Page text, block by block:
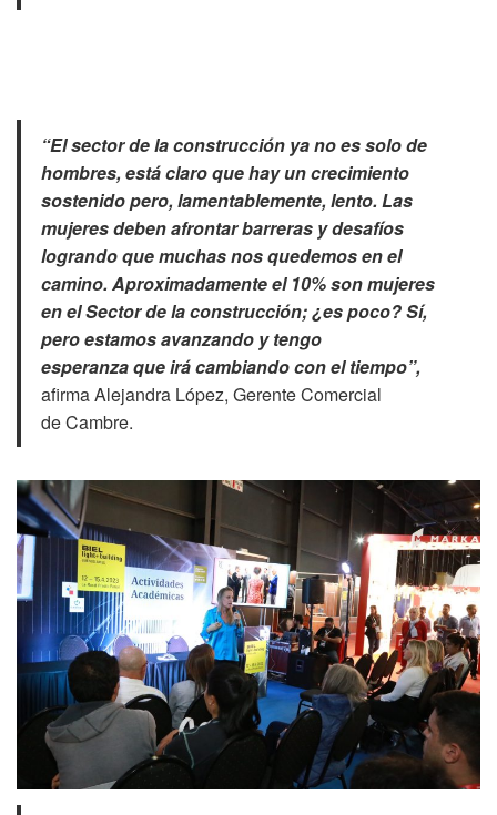
“El sector de la construcción ya no es solo de
hombres, está claro que hay un crecimiento
sostenido pero, lamentablemente, lento. Las
mujeres deben afrontar barreras y desafíos
logrando que muchas nos quedemos en el
camino. Aproximadamente el 10% son mujeres
en el Sector de la construcción; ¿es poco? Sí,
pero estamos avanzando y tengo
esperanza que irá cambiando con el tiempo”,
afirma Alejandra López, Gerente Comercial
de Cambre.